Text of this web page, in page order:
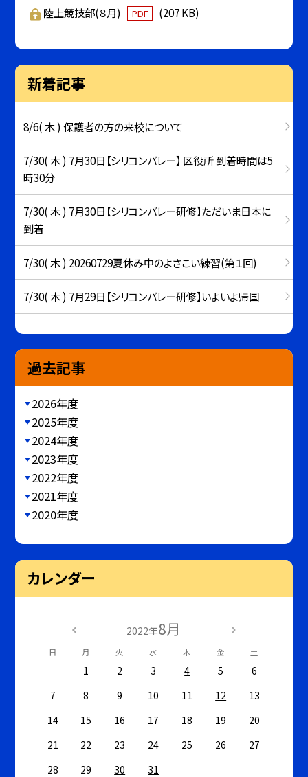
陸上競技部(８月) PDF (207 KB)
新着記事
8/6( 木 ) 保護者の方の来校について
7/30( 木 ) 7月30日【シリコンバレー】 区役所 到着時間は5
時30分
7/30( 木 ) 7月30日【シリコンバレー研修】ただいま日本に
到着
7/30( 木 ) 20260729夏休み中のよさこい練習(第１回)
7/30( 木 ) 7月29日【シリコンバレー研修】いよいよ帰国
過去記事
2026年度
2025年度
2024年度
2023年度
2022年度
2021年度
2020年度
カレンダー
2022年8月
日 月 火 水 木 金 土
1 2 3 4 5
6
7
8 9 10 11 12
13
14
15 16 17 18 19
20
21
22 23 24 25 26
27
28
29 30 31